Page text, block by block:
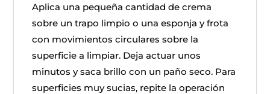
Aplica una pequeña cantidad de crema
sobre un trapo limpio o una esponja y frota
con movimientos circulares sobre la
superficie a limpiar. Deja actuar unos
minutos y saca brillo con un paño seco. Para
superficies muy sucias, repite la operación